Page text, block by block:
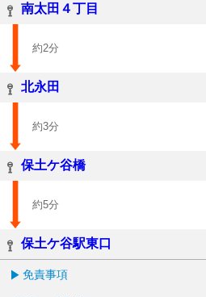
南太田４丁目
約2分
北永田
約3分
保土ケ谷橋
約5分
保土ケ谷駅東口
免責事項